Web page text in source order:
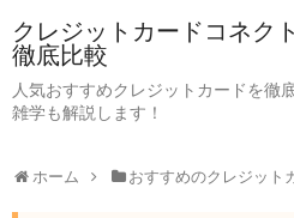
クレジットカードコネク
徹底比較
人気おすすめクレジットカードを徹
雑学も解説します！
ホーム おすすめのクレジット